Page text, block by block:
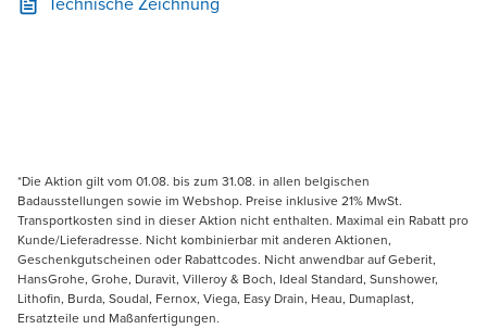
*Die Aktion gilt vom 01.08. bis zum 31.08. in allen belgischen
Badausstellungen sowie im Webshop. Preise inklusive 21% MwSt.
Transportkosten sind in dieser Aktion nicht enthalten. Maximal ein Rabatt pro
Kunde/Lieferadresse. Nicht kombinierbar mit anderen Aktionen,
Geschenkgutscheinen oder Rabattcodes. Nicht anwendbar auf Geberit,
HansGrohe, Grohe, Duravit, Villeroy & Boch, Ideal Standard, Sunshower,
Lithofin, Burda, Soudal, Fernox, Viega, Easy Drain, Heau, Dumaplast,
Ersatzteile und Maßanfertigungen.